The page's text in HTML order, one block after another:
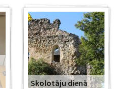
Skolotāju dienā